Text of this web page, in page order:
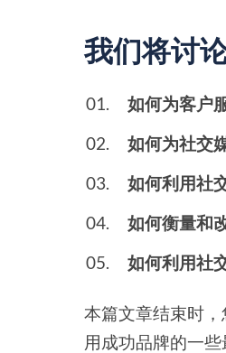
我们将讨
如何为客户
如何为社交
如何利用社
如何衡量和
如何利用社
本篇文章结束时
用成功品牌的一